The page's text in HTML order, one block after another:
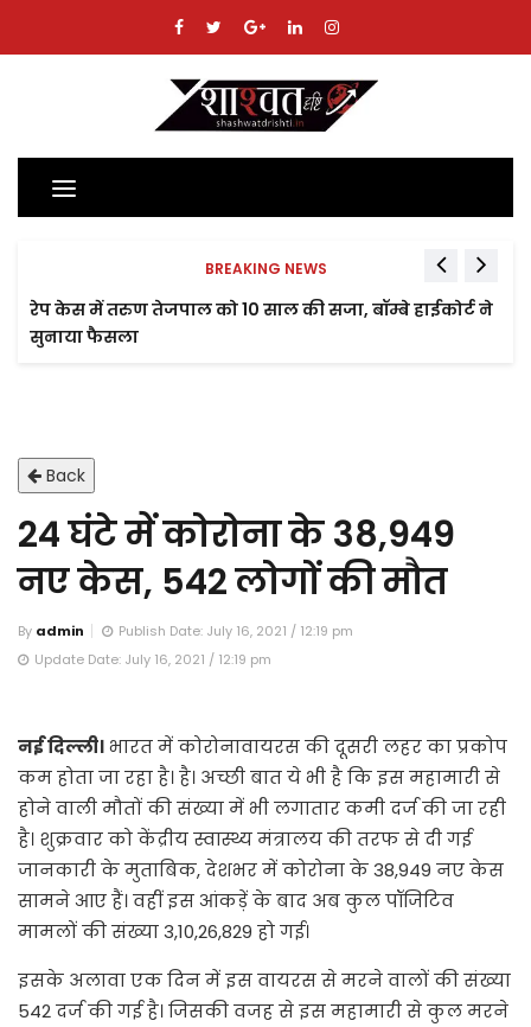
Toggle
navigation
BREAKING NEWS
रेप केस में तरुण तेजपाल को 10 साल की सजा, बॉम्बे हाईकोर्ट ने
सुनाया फैसला
Back
24 घंटे में कोरोना के 38,949
नए केस, 542 लोगों की मौत
By admin
Publish Date: July 16, 2021 / 12:19 pm
Update Date: July 16, 2021 / 12:19 pm
नई दिल्ली।भारत में कोरोनावायरस की दूसरी लहर का प्रकोप
कम होता जा रहा है। है। अच्छी बात ये भी है कि इस महामारी से
होने वाली मौतों की संख्या में भी लगातार कमी दर्ज की जा रही
है। शुक्रवार को केंद्रीय स्वास्थ्य मंत्रालय की तरफ से दी गई
जानकारी के मुताबिक, देशभर में कोरोना के 38,949 नए केस
सामने आए हैं। वहीं इस आंकड़ें के बाद अब कुल पॉजिटिव
मामलों की संख्या 3,10,26,829 हो गई।
इसके अलावा एक दिन में इस वायरस से मरने वालों की संख्या
542 दर्ज की गई है। जिसकी वजह से इस महामारी से कुल मरने